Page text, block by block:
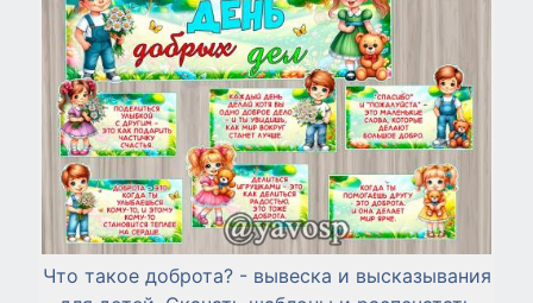
Что такое доброта? - вывеска и высказывания